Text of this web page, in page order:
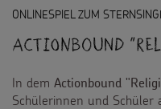
ONLINESPIEL ZUM
Actionbound
In dem Actionbound
Schülerinnen und Schüler